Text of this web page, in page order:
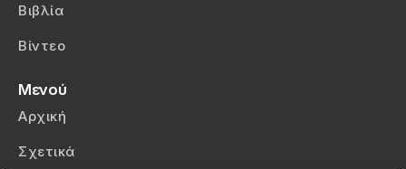
Βιβλία
Βίντεο
Μενού
Αρχική
Σχετικά